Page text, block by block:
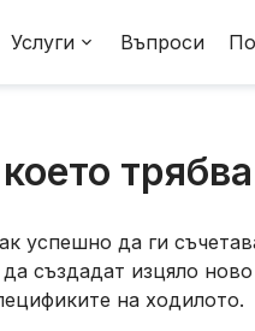
Услуги Въпроси
успешно да ги
създадат изцяло
на ходилото.